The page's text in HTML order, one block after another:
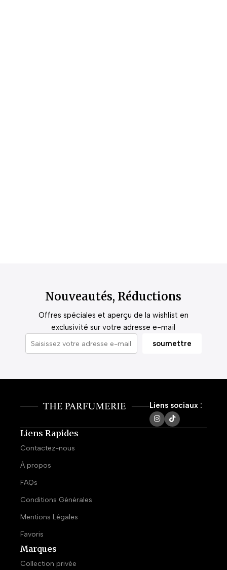
Nouveautés, Réductions
Offres spéciales et aperçu de la wishlist en
exclusivité sur votre adresse e-mail
Liens sociaux :
Liens Rapides
Contactez-nous
À propos
FAQs
Conditions Générales
Mentions Légales
Favoris
Marques
Collection privée